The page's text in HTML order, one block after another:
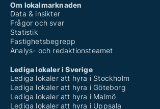
Om lokalmarknaden
Data & insikter
Frågor och svar
Statistik
Fastighetsbegrepp
Analys- och redaktionsteamet
Lediga lokaler i Sverige
Lediga lokaler att hyra i Stockholm
Lediga lokaler att hyra i Göteborg
Lediga lokaler att hyra i Malmö
Lediga lokaler att hyra i Uppsala